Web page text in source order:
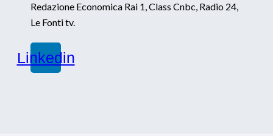
Redazione Economica Rai 1, Class Cnbc, Radio 24,
Le Fonti tv.
Linkedin